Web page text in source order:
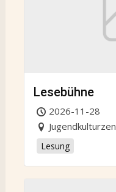
Lesebühne
2026-11-28
Lesung